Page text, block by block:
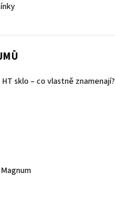
HT sklo – co vlastně znamenají?